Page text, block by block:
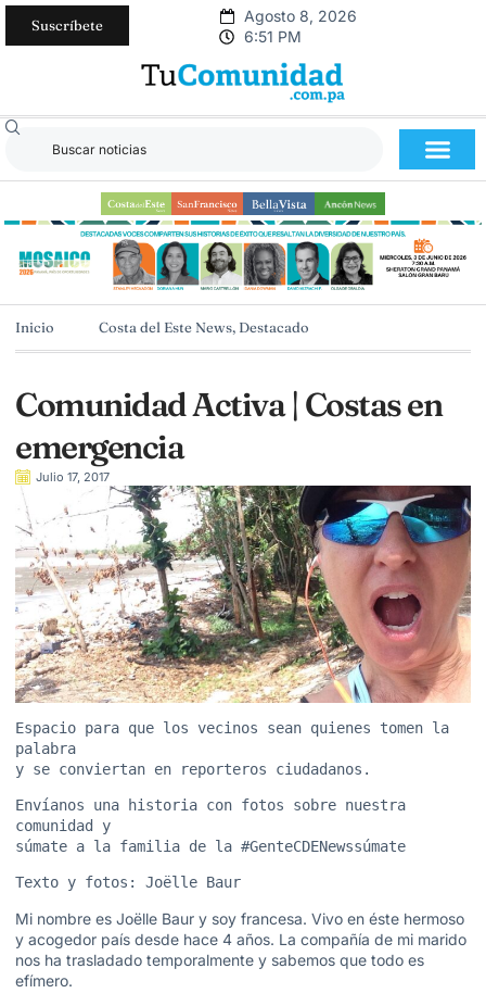
Suscríbete
Agosto 8, 2026
6:51 PM
Inicio Costa del Este News, Destacado
Comunidad Activa | Costas en
emergencia
Julio 17, 2017
Espacio para que los vecinos sean quienes tomen la
palabra
y se conviertan en reporteros ciudadanos.
Envíanos una historia con fotos sobre nuestra
comunidad y
súmate a la familia de la #GenteCDENewssúmate
Texto y fotos: Joëlle Baur
Mi nombre es Joëlle Baur y soy francesa. Vivo en éste hermoso
y acogedor país desde hace 4 años. La compañía de mi marido
nos ha trasladado temporalmente y sabemos que todo es
efímero.